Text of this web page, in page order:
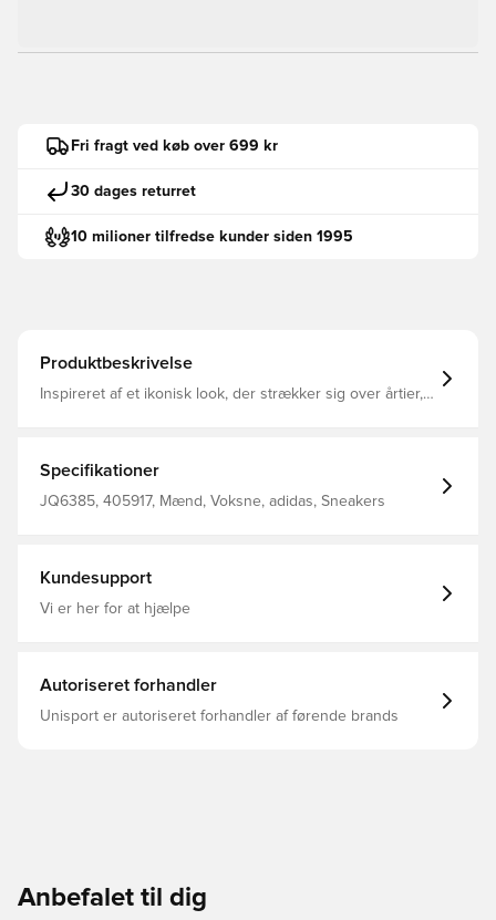
Fri fragt ved køb over 699 kr
30 dages returret
10 milioner tilfredse kunder siden 1995
Produktbeskrivelse
Inspireret af et ikonisk look, der strækker sig over årtier,
kendetegn. En elastisk snørebånd og velcrorem gør dem
nemme at tage af og på, så du aldrig behøver at sætte
farten ned. Almindelig pasform Snørelukning
Specifikationer
JQ6385, 405917, Mænd, Voksne, adidas, Sneakers
Kundesupport
Vi er her for at hjælpe
Autoriseret forhandler
Unisport er autoriseret forhandler af førende brands
Anbefalet til dig